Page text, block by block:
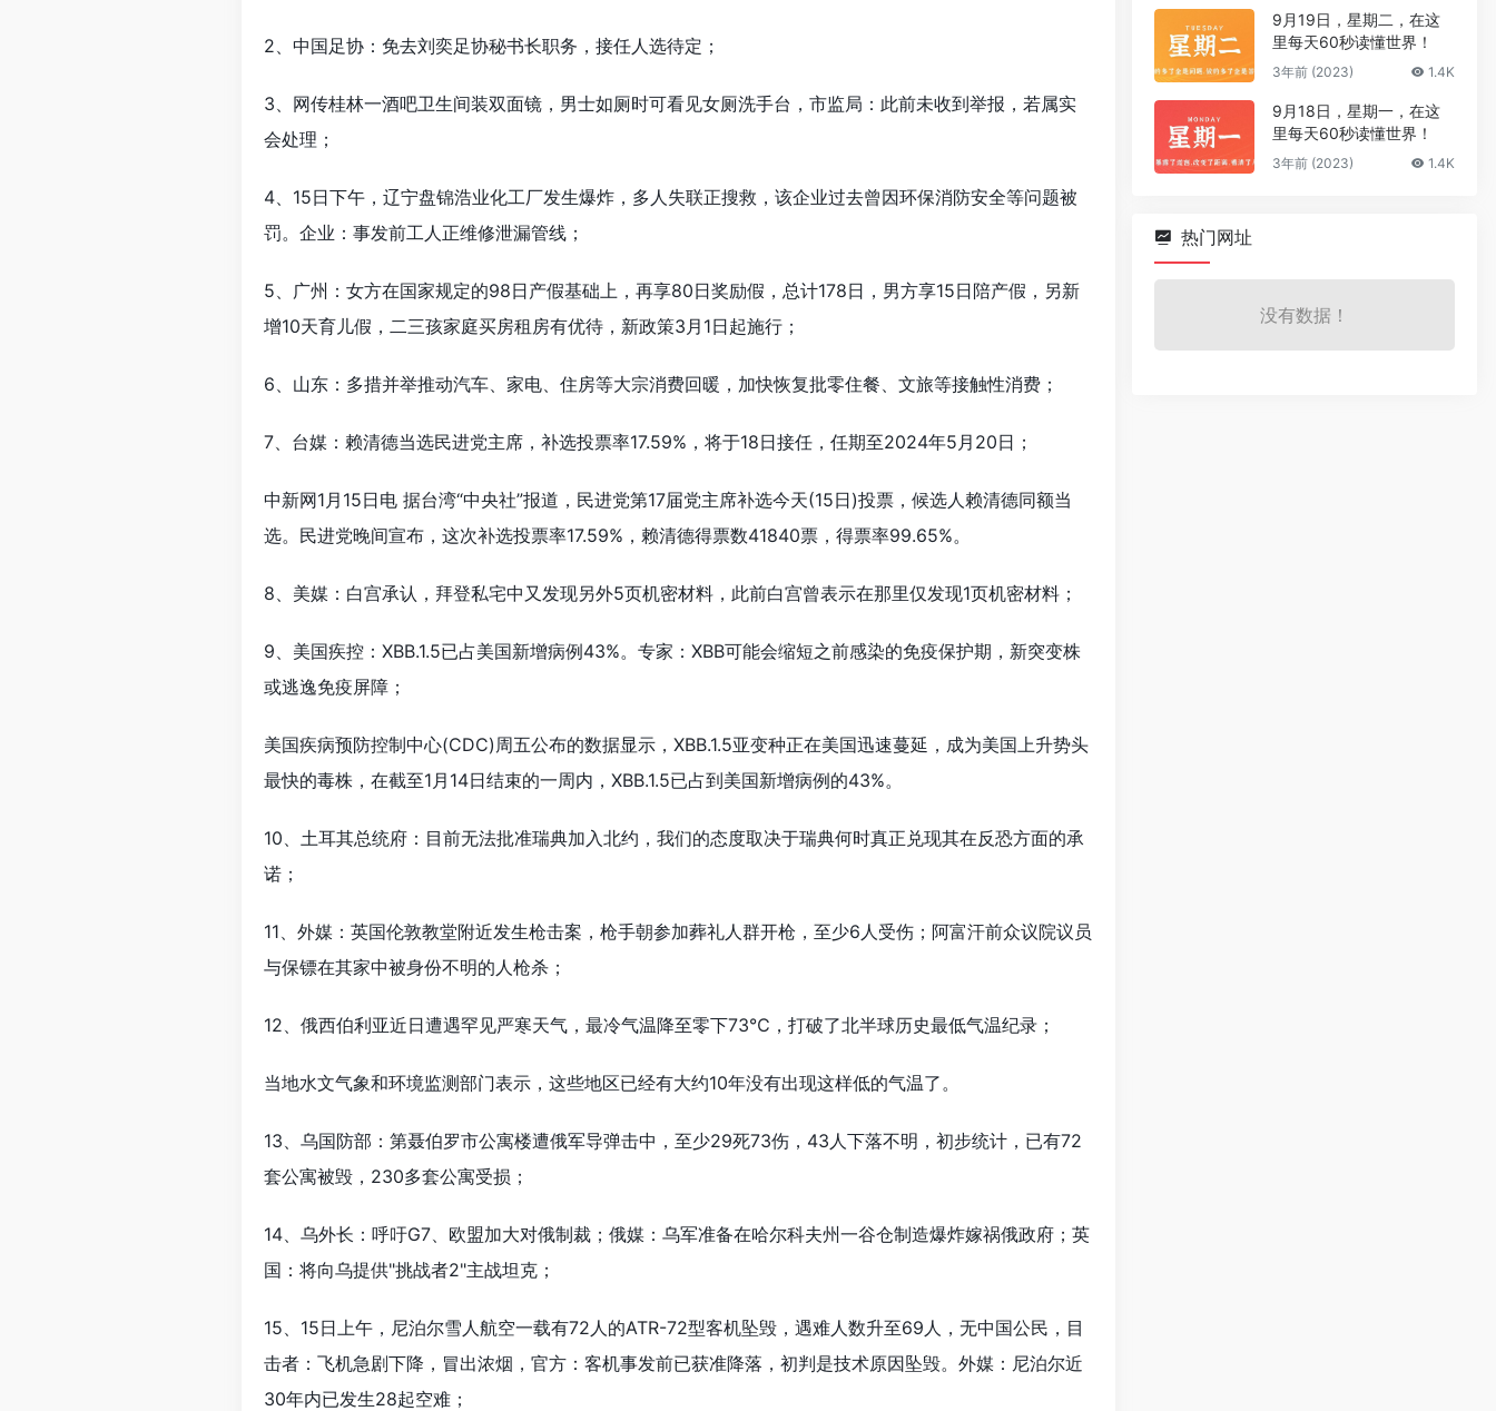
2、中国足协：免去刘奕足协秘书长职务，接任人选待定；
3、网传桂林一酒吧卫生间装双面镜，男士如厕时可看见女厕洗手台，市监局：此前未收到举报，若属实
会处理；
4、15日下午，辽宁盘锦浩业化工厂发生爆炸，多人失联正搜救，该企业过去曾因环保消防安全等问题被
罚。企业：事发前工人正维修泄漏管线；
5、广州：女方在国家规定的98日产假基础上，再享80日奖励假，总计178日，男方享15日陪产假，另新
增10天育儿假，二三孩家庭买房租房有优待，新政策3月1日起施行；
6、山东：多措并举推动汽车、家电、住房等大宗消费回暖，加快恢复批零住餐、文旅等接触性消费；
7、台媒：赖清德当选民进党主席，补选投票率17.59%，将于18日接任，任期至2024年5月20日；
中新网1月15日电 据台湾“中央社”报道，民进党第17届党主席补选今天(15日)投票，候选人赖清德同额当
选。民进党晚间宣布，这次补选投票率17.59%，赖清德得票数41840票，得票率99.65%。
8、美媒：白宫承认，拜登私宅中又发现另外5页机密材料，此前白宫曾表示在那里仅发现1页机密材料；
9、美国疾控：XBB.1.5已占美国新增病例43%。专家：XBB可能会缩短之前感染的免疫保护期，新突变株
或逃逸免疫屏障；
美国疾病预防控制中心(CDC)周五公布的数据显示，XBB.1.5亚变种正在美国迅速蔓延，成为美国上升势头
最快的毒株，在截至1月14日结束的一周内，XBB.1.5已占到美国新增病例的43%。
10、土耳其总统府：目前无法批准瑞典加入北约，我们的态度取决于瑞典何时真正兑现其在反恐方面的承
诺；
11、外媒：英国伦敦教堂附近发生枪击案，枪手朝参加葬礼人群开枪，至少6人受伤；阿富汗前众议院议员
与保镖在其家中被身份不明的人枪杀；
12、俄西伯利亚近日遭遇罕见严寒天气，最冷气温降至零下73℃，打破了北半球历史最低气温纪录；
当地水文气象和环境监测部门表示，这些地区已经有大约10年没有出现这样低的气温了。
13、乌国防部：第聂伯罗市公寓楼遭俄军导弹击中，至少29死73伤，43人下落不明，初步统计，已有72
套公寓被毁，230多套公寓受损；
14、乌外长：呼吁G7、欧盟加大对俄制裁；俄媒：乌军准备在哈尔科夫州一谷仓制造爆炸嫁祸俄政府；英
国：将向乌提供"挑战者2"主战坦克；
15、15日上午，尼泊尔雪人航空一载有72人的ATR-72型客机坠毁，遇难人数升至69人，无中国公民，目
击者：飞机急剧下降，冒出浓烟，官方：客机事发前已获准降落，初判是技术原因坠毁。外媒：尼泊尔近
30年内已发生28起空难；
9月19日，星期二，在这
里每天60秒读懂世界！
3年前 (2023) 1.4K
9月18日，星期一，在这
里每天60秒读懂世界！
3年前 (2023) 1.4K
热门网址
没有数据！